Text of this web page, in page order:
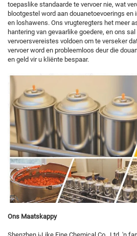
toepaslike standaarde te vervoer nie, wat
blootgestel word aan douanetoevoerings en
en loshawens. Ons vrugteregters het meer
hantering van gevaarlike goedere, en ons
vervoersvereistes voldoen om te verseker
vervoer word en probleemloos deur die
en geld vir u kliënte bespaar.
Ons Maatskappy